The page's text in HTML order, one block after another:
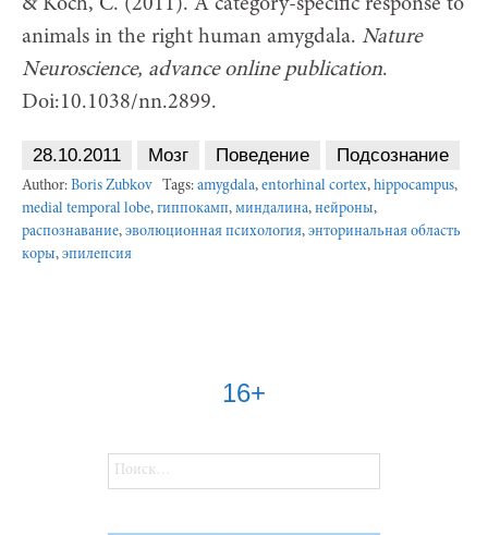
animals in the right human amygdala. Nature
Neuroscience, advance online publication.
Doi:10.1038/nn.2899.
28.10.2011 Мозг Поведение Подсознание
Author: Boris Zubkov Tags: amygdala, entorhinal cortex, hippocampus,
medial temporal lobe, гиппокамп, миндалина, нейроны,
распознавание, эволюционная психология, энторинальная область
коры, эпилепсия
16+
Найти: